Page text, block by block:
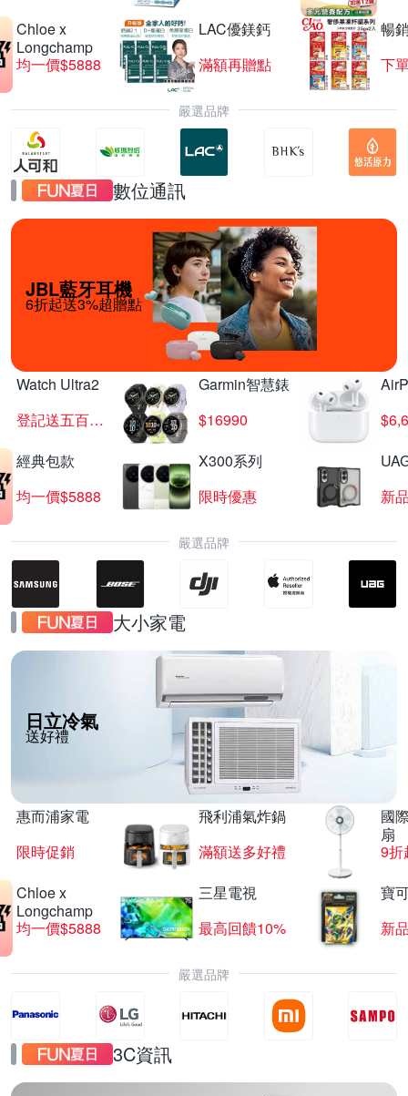
品牌耳機 結帳9折
滿1件享9折
Chloe x
Longchamp
均一價$5888
LAC優鎂鈣
滿額再贈點
暢
下
嚴選品牌
數位通訊
JBL藍牙耳機
6折起送3%超贈點
Watch Ultra2
登記送五百超贈點
Garmin智慧錶
$16990
經典包款
均一價$5888
X300系列
限時優惠
新
嚴選品牌
大小家電
日立冷氣
送好禮
惠而浦家電
限時促銷
飛利浦氣炸鍋
滿額送多好禮
國
扇
9折
Chloe x
Longchamp
均一價$5888
三星電視
最高回饋10%
寶
新
嚴選品牌
3C資訊